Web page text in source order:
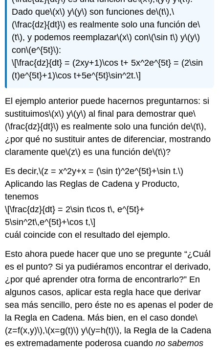
Dado que\(x\) y\(y\) son funciones de\(t\),\
(\frac{dz}{dt}\) es realmente solo una función de\
(t\), y podemos reemplazar\(x\) con\(\sin t\) y\(y\)
con\(e^{5t}\):
\[\frac{dz}{dt} = (2xy+1)\cos t+ 5x^2e^{5t} = (2\sin
(t)e^{5t}+1)\cos t+5e^{5t}\sin^2t.\]
El ejemplo anterior puede hacernos preguntarnos: si
sustituimos\(x\) y\(y\) al final para demostrar que\
(\frac{dz}{dt}\) es realmente solo una función de\(t\),
¿por qué no sustituir antes de diferenciar, mostrando
claramente que\(z\) es una función de\(t\)?
Es decir,\(z = x^2y+x = (\sin t)^2e^{5t}+\sin t.\)
Aplicando las Reglas de Cadena y Producto,
tenemos
\[\frac{dz}{dt} = 2\sin t\cos t\, e^{5t}+
5\sin^2t\,e^{5t}+\cos t,\]
cuál coincide con el resultado del ejemplo.
Esto ahora puede hacer que uno se pregunte “¿Cuál
es el punto? Si ya pudiéramos encontrar el derivado,
¿por qué aprender otra forma de encontrarlo?” En
algunos casos, aplicar esta regla hace que derivar
sea más sencillo, pero éste no es apenas el poder de
la Regla en Cadena. Más bien, en el caso donde\
(z=f(x,y)\),\(x=g(t)\) y\(y=h(t)\), la Regla de la Cadena
es extremadamente poderosa cuandono sabemos